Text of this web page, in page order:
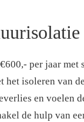
per jaar met
het isoleren van
en voelen
de hulp van